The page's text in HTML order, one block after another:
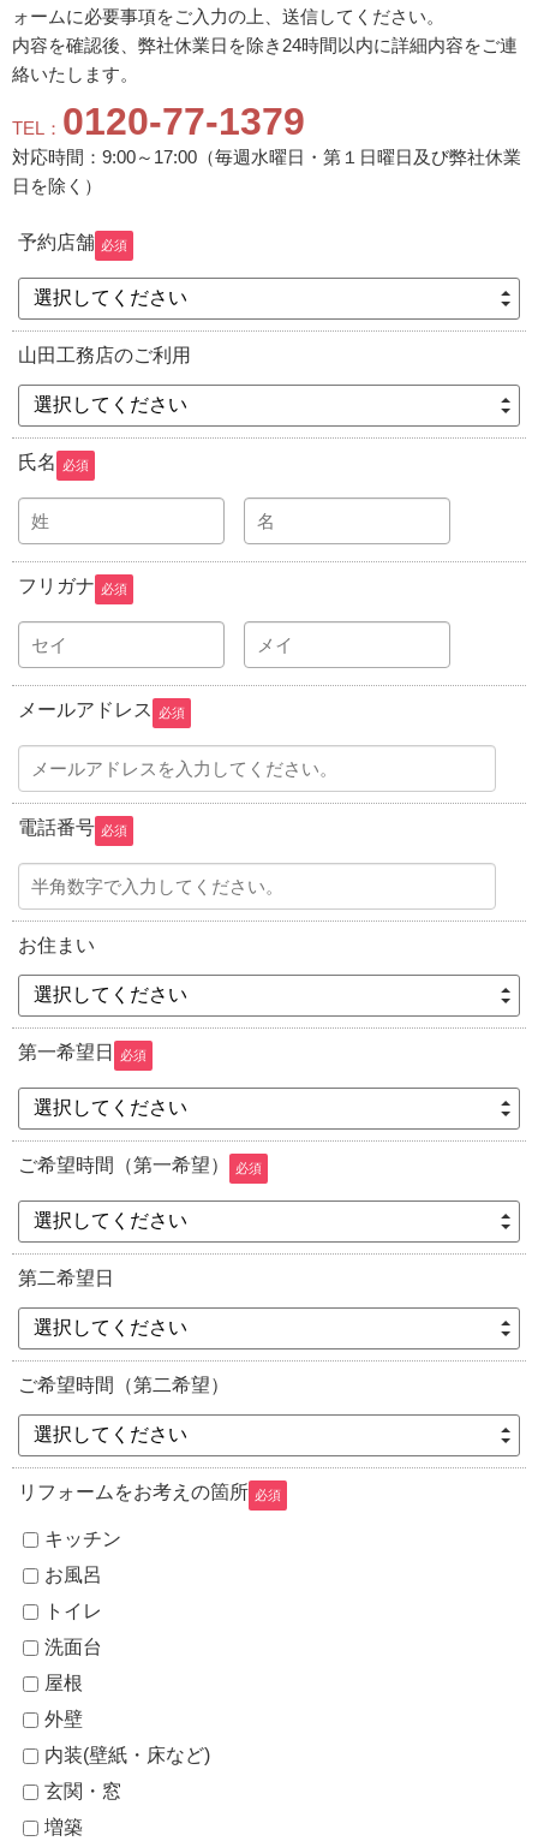
ォームに必要事項をご入力の上、送信してください。
内容を確認後、弊社休業日を除き24時間以内に詳細内容をご連
絡いたします。
TEL： 0120-77-1379
対応時間：9:00～17:00（毎週水曜日・第１日曜日及び弊社休業
日を除く）
予約店舗 必須
選択してください
山田工務店のご利用
選択してください
氏名 必須
フリガナ 必須
メールアドレス 必須
電話番号 必須
お住まい
選択してください
第一希望日 必須
選択してください
ご希望時間（第一希望） 必須
選択してください
第二希望日
選択してください
ご希望時間（第二希望）
選択してください
リフォームをお考えの箇所 必須
キッチン
お風呂
トイレ
洗面台
屋根
外壁
内装(壁紙・床など)
玄関・窓
増築